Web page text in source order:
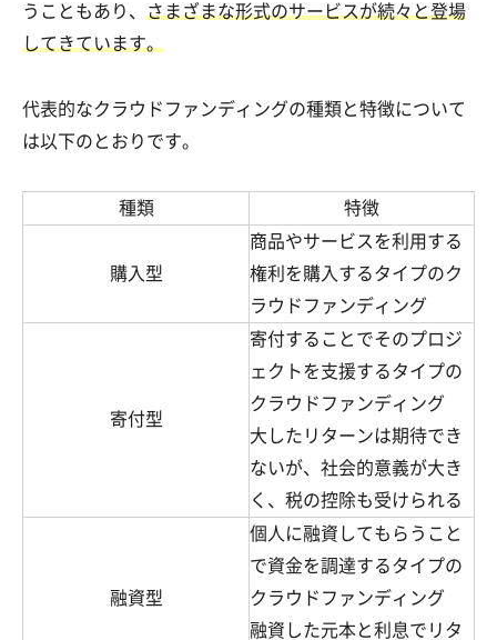
うこともあり、
さまざまな形式のサービスが続々と登場
してきています。
代表的なクラウドファンディングの種類と特徴について
は以下のとおりです。
種類 特徴
購入型
商品やサービスを利用する
権利を購入するタイプのク
ラウドファンディング
寄付型
寄付することでそのプロジ
ェクトを支援するタイプの
クラウドファンディング
大したリターンは期待でき
ないが、社会的意義が大き
く、税の控除も受けられる
融資型
個人に融資してもらうこと
で資金を調達するタイプの
クラウドファンディング
融資した元本と利息でリタ